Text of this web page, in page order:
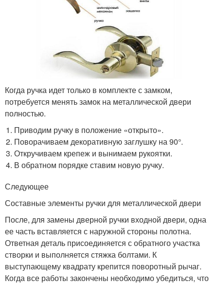
Когда ручка идет только в комплекте с замком,
потребуется менять замок на металлической двери
полностью.
Приводим ручку в положение «открыто».
Поворачиваем декоративную заглушку на 90°.
Откручиваем крепеж и вынимаем рукоятки.
В обратном порядке ставим новую ручку.
Следующее
Составные элементы ручки для металлической двери
После, для замены дверной ручки входной двери, одна
ее часть вставляется с наружной стороны полотна.
Ответная деталь присоединяется с обратного участка
створки и выполняется стяжка болтами. К
выступающему квадрату крепится поворотный рычаг.
Когда все работы закончены необходимо убедиться, что